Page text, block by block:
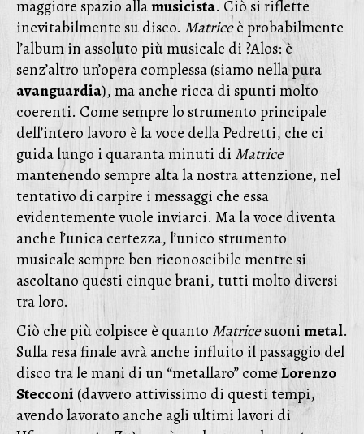
maggiore spazio allamusicista. Ciò si riflette
inevitabilmente su disco. Matriceè probabilmente
l’album in assoluto più musicale di ?Alos: è
senz’altro un’opera complessa (siamo nella pura
avanguardia), ma anche ricca di spunti molto
coerenti. Come sempre lo strumento principale
dell’intero lavoro è la voce della Pedretti, che ci
guida lungo i quaranta minuti di Matrice
mantenendo sempre alta la nostra attenzione, nel
tentativo di carpire i messaggi che essa
evidentemente vuole inviarci. Ma la voce diventa
anche l’unica certezza, l’unico strumento
musicale sempre ben riconoscibile mentre si
ascoltano questi cinque brani, tutti molto diversi
tra loro.
Ciò che più colpisce è quanto Matricesuonimetal.
Sulla resa finale avrà anche influito il passaggio del
disco tra le mani di un “metallaro” comeLorenzo
Stecconi (davvero attivissimo di questi tempi,
avendo lavorato anche agli ultimi lavori di